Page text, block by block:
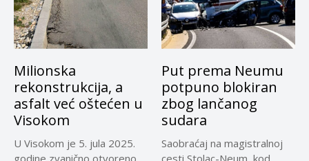
Milionska
rekonstrukcija, a
asfalt već oštećen u
Visokom
U Visokom je 5. jula 2025.
godine zvanično otvoreno
Put prema Neumu
potpuno blokiran
zbog lančanog
sudara
Saobraćaj na magistralnoj
cesti Stolac-Neum, kod